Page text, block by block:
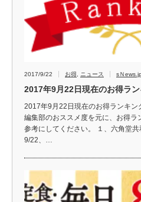
2017/9/22 お得 ニュース sＮews.jp
2017年9月22日現在のお得ラ
2017年9月22日現在のお得ランキ
編集部のおススメ度を元に、お得ラ
参考にしてください。 １、六角堂共
9/22、…